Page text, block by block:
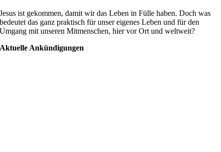
Jesus ist gekommen, damit wir das Leben in Fülle haben. Doch was
bedeutet das ganz praktisch für unser eigenes Leben und für den
Umgang mit unseren Mitmenschen, hier vor Ort und weltweit?
Aktuelle Ankündigungen